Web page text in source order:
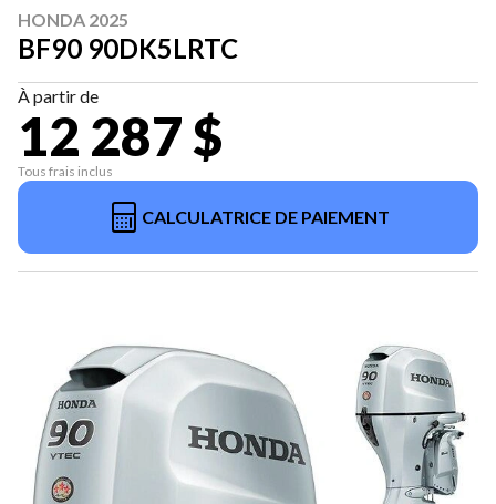
HONDA 2025
BF90 90DK5LRTC
À partir de
12 287 $
Tous frais inclus
CALCULATRICE DE PAIEMENT